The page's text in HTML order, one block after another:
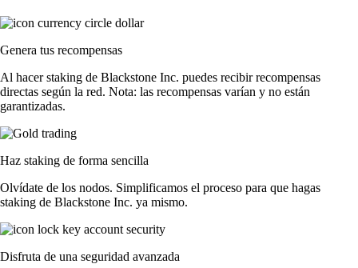
Genera tus recompensas
Al hacer staking de Blackstone Inc. puedes recibir recompensas
directas según la red. Nota: las recompensas varían y no están
garantizadas.
Haz staking de forma sencilla
Olvídate de los nodos. Simplificamos el proceso para que hagas
staking de Blackstone Inc. ya mismo.
Disfruta de una seguridad avanzada